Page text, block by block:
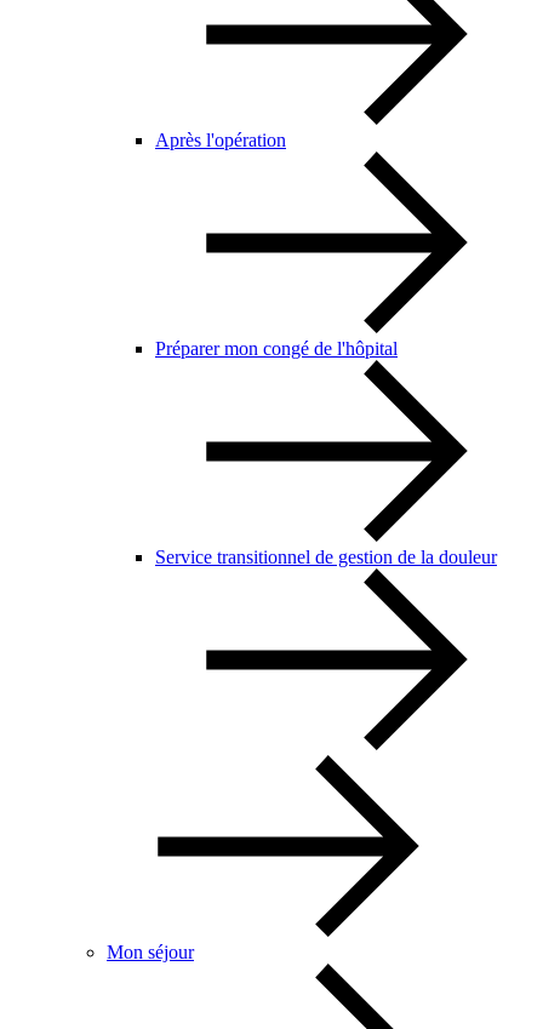
Après l'opération
Préparer mon congé de l'hôpital
Service transitionnel de gestion de la douleur
Mon séjour